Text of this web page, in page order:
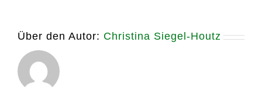
Über den Autor: Christina Siegel-Houtz